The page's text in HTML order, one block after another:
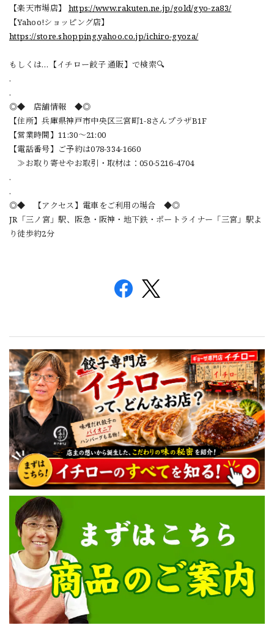
【楽天市場店】 https://www.rakuten.ne.jp/gold/gyo-za83/
【Yahoo!ショッピング店】
https://store.shopping.yahoo.co.jp/ichiro-gyoza/
もしくは…【イチロー餃子 通販】で検索🔍
.
.
◎◆ 店舗情報 ◆◎
【住所】兵庫県神戸市中央区三宮町1-8さんプラザB1F
【営業時間】11:30～21:00
【電話番号】ご予約は078-334-1660
≫お取り寄せやお取引・取材は：050-5216-4704
.
.
◎◆ 【アクセス】電車をご利用の場合 ◆◎
JR「三ノ宮」駅、阪急・阪神・地下鉄・ポートライナー「三宮」駅よ
り徒歩約2分